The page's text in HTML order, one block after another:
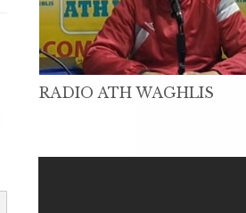
RADIO ATH WAGHLIS